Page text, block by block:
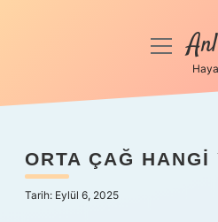
Anasayfa
Yasal Uyarı
menüyü
ORTA ÇAĞ HANGI
Tarih: Eylül 6, 2025